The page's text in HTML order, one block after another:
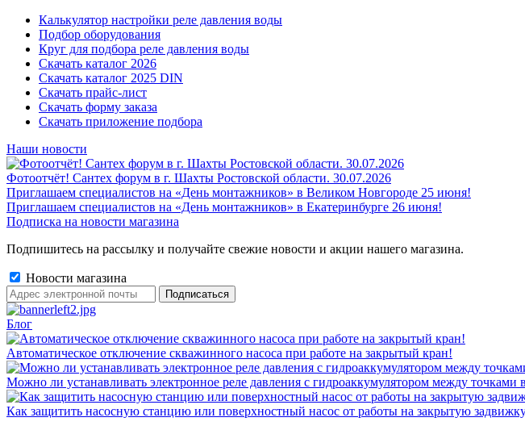
Калькулятор настройки реле давления воды
Подбор оборудования
Круг для подбора реле давления воды
Скачать каталог 2026
Скачать каталог 2025 DIN
Скачать прайс-лист
Скачать форму заказа
Скачать приложение подбора
Наши новости
Фотоотчёт! Сантех форум в г. Шахты Ростовской области. 30.07.2026
Приглашаем специалистов на «День монтажников» в Великом Новгороде 25 июня!
Приглашаем специалистов на «День монтажников» в Екатеринбурге 26 июня!
Подписка на новости магазина
Подпишитесь на рассылку и получайте свежие новости и акции нашего магазина.
Новости магазина
Блог
Автоматическое отключение скважинного насоса при работе на закрытый кран!
Можно ли устанавливать электронное реле давления с гидроаккумулятором между точками
Как защитить насосную станцию или поверхностный насос от работы на закрытую